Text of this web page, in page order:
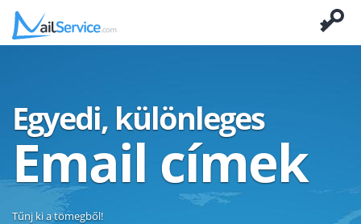
Egyedi, különleges
Email címek
Tűnj ki a tömegből!